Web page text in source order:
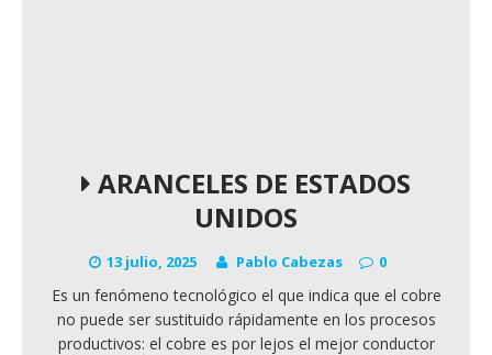
ARANCELES DE ESTADOS
UNIDOS
13 julio, 2025 Pablo Cabezas 0
Es un fenómeno tecnológico el que indica que el cobre
no puede ser sustituido rápidamente en los procesos
productivos: el cobre es por lejos el mejor conductor